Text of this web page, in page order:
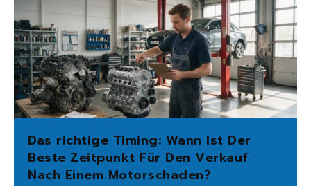
Das richtige Timing: Wann Ist Der
Beste Zeitpunkt Für Den Verkauf
Nach Einem Motorschaden?